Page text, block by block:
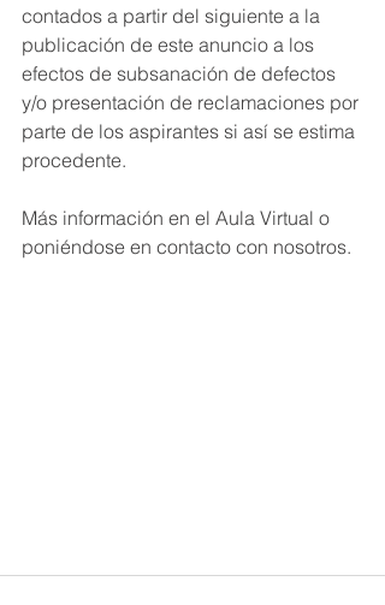
contados a partir del siguiente a la
publicación de este anuncio a los
efectos de subsanación de defectos
y/o presentación de reclamaciones por
parte de los aspirantes si así se estima
procedente.
Más información en el Aula Virtual o
poniéndose en contacto con nosotros.